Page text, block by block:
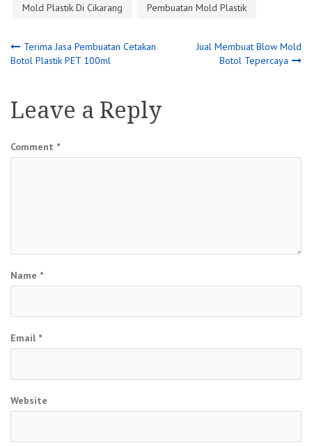
Mold Plastik Di Cikarang
Pembuatan Mold Plastik
Post
Terima Jasa Pembuatan Cetakan
Botol Plastik PET 100ml
Jual Membuat Blow Mold
Botol Tepercaya
Leave a Reply
Comment *
Name *
Email *
Website